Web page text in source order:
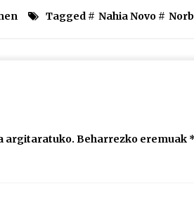
Tagged # Nahia Novo #
argitaratuko. Beharrezko eremuak *